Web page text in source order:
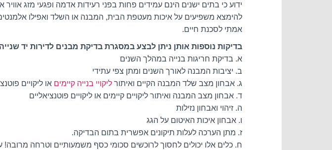
ידוע כי בתים ישנים הינם עמידים פחות בפני רעידות אדמה ופגעי מזג
להימצא משפיעים על איכות מעטפת הבית, המבנה או השלד ואפילו
אמתי לסכנת חיים.
בדיקות נוספות אותן ניתן לבצע במסגרת בדיקת מבנים לדירות יד
א. בדיקת חריגות בנייה במהלך השנים
ב. יציבות המבנה לאורך השנים ומתן צפי עתידי
ג. אבחון מצב שלד המבנה הקיים ואיתור ליקויי בנייה קיימים או ליקויים
ד. אבחון מצב המבנה ואיתור ליקויים קיימים או ליקויים פוטנציאליים
ה. זיהוי ואבחון נזילות
ו. אבחון איכות האיטום על הגג
ז. מתן הערכה לעלות תיקונים אפשרית בתום הבדיקה.
ח. כלים אלו יכולים לחסוך לרוכשים סכומי כסף משמעותיים וטרחה